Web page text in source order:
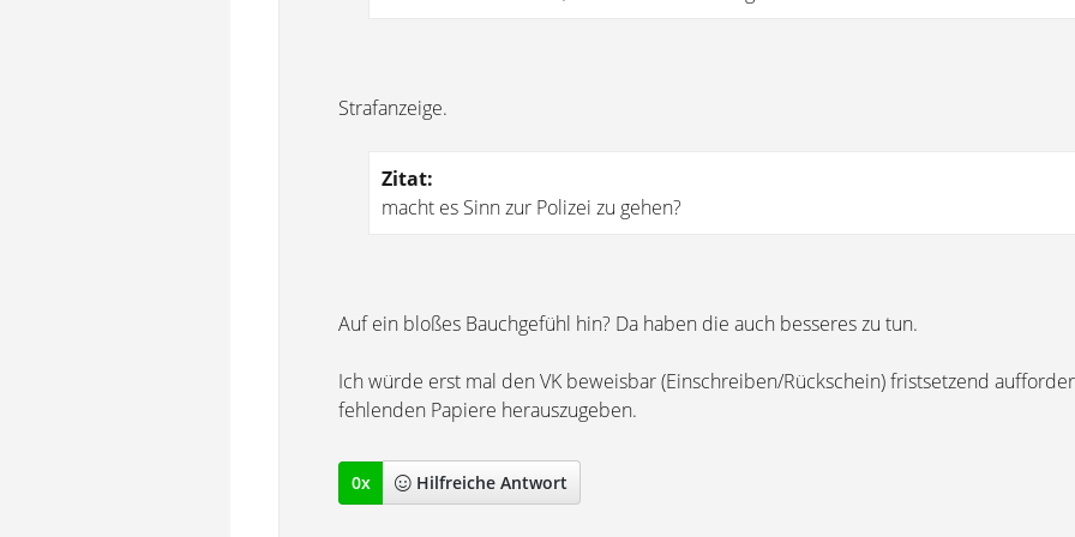
Strafanzeige.
Zitat:
macht es Sinn zur Polizei zu gehen?
Auf ein bloßes Bauchgefühl hin? Da haben die auch besseres zu tun.
Ich würde erst mal den VK beweisbar (Einschreiben/Rückschein) fristsetzend
fehlenden Papiere herauszugeben.
0x Hilfreiche Antwort